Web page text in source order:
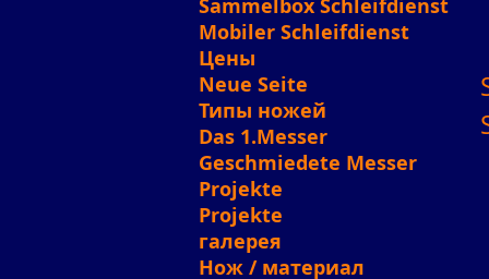
Sammelbox Schleifdienst
Mobiler Schleifdienst
Цены
Neue Seite
Типы ножей
Das 1.Messer
Geschmiedete Messer
Projekte
Projekte
галерея
Нож / материал